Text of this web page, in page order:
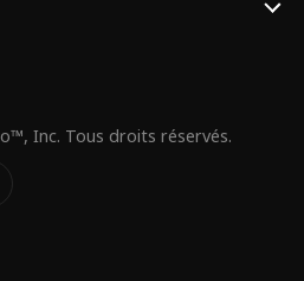
Inc. Tous droits réservés.